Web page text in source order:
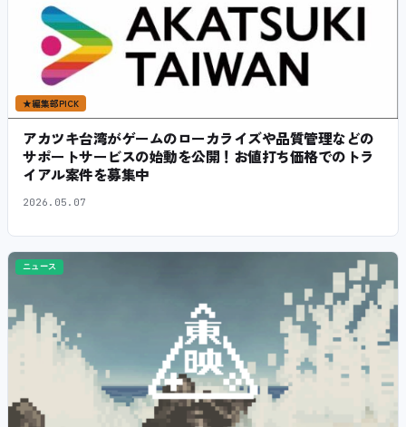
★編集部PICK
アカツキ台湾がゲームのローカライズや品質管理などの
サポートサービスの始動を公開！お値打ち価格でのトラ
イアル案件を募集中
2026.05.07
ニュース